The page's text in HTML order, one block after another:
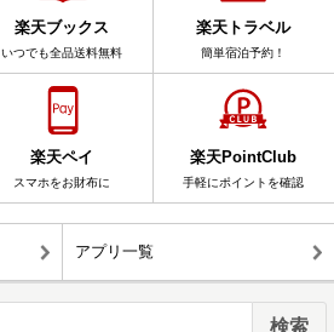
楽天ブックス
いつでも全品送料無料
楽天トラベル
簡単宿泊予約！
楽天ペイ
スマホをお財布に
楽天PointClub
手軽にポイントを確認
アプリ一覧